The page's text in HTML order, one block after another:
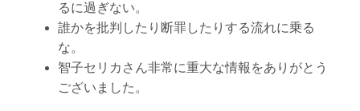
るに過ぎない。
誰かを批判したり断罪したりする流れに乗る
な。
智子セリカさん非常に重大な情報をありがとう
ございました。